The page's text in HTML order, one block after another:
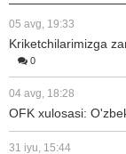
05 avg, 19:33
Kriketchilarimizga
0
04 avg, 18:28
OFK xulosasi:
31 iyu, 15:44